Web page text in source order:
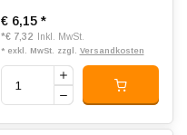
€ 6,15 *
*€ 7,32 Inkl. MwSt.
* exkl. MwSt. zzgl. Versandkosten